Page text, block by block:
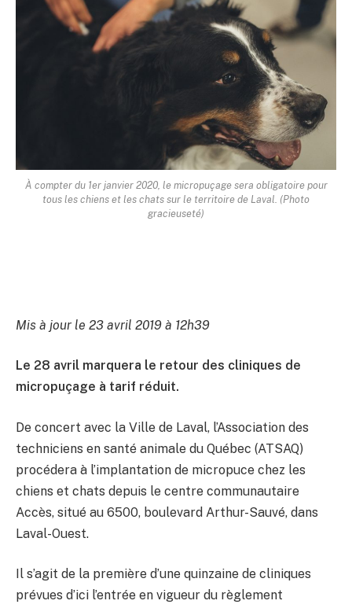
À compter du 1er janvier 2020, le micropuçage sera obligatoire pour
tous les chiens et les chats sur le territoire de Laval. (Photo
gracieuseté)
Mis à jour le 23 avril 2019 à 12h39
Le 28 avril marquera le retour des cliniques de
micropuçage à tarif réduit.
De concert avec la Ville de Laval, l’Association des
techniciens en santé animale du Québec (ATSAQ)
procédera à l’implantation de micropuce chez les
chiens et chats depuis le centre communautaire
Accès, situé au 6500, boulevard Arthur-Sauvé, dans
Laval-Ouest.
Il s’agit de la première d’une quinzaine de cliniques
prévues d’ici l’entrée en vigueur du règlement